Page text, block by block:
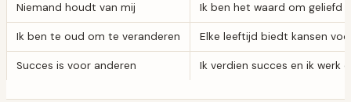
Niemand houdt van mij Ik ben het waard om geliefd
Ik ben te oud om te veranderen Elke leeftijd biedt kansen
Succes is voor anderen Ik verdien succes en ik werk